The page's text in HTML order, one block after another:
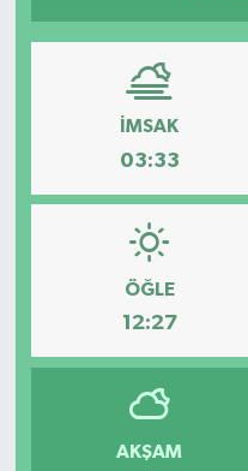
İMSAK
03:33
ÖĞLE
12:27
AKŞAM